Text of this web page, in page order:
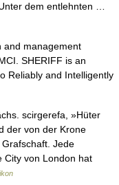
dem entlehnten …
management
SHERIFF is an
Reliably and Intelligently
scirgerefa, »Hüter
der von der Krone
Jede
City von London hat